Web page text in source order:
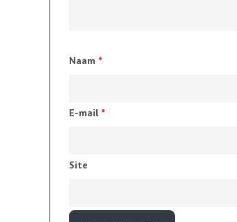
Naam *
E-mail *
Site